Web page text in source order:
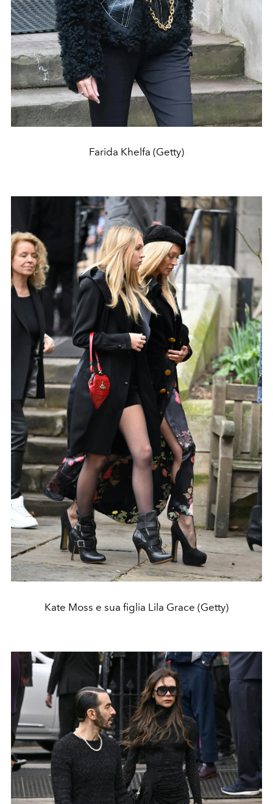
Farida Khelfa (Getty)
Kate Moss e sua figlia Lila Grace (Getty)